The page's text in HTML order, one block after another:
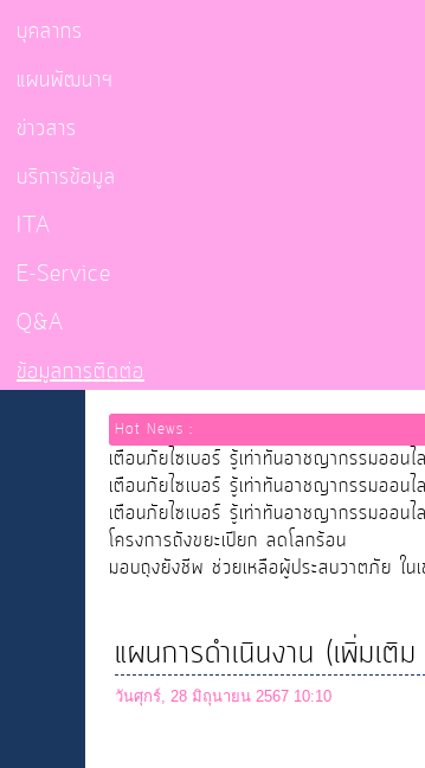
บุคลากร
แผนพัฒนาฯ
ข่าวสาร
บริการข้อมูล
ITA
E-Service
Q&A
ข้อมูลการติดต่อ
Hot News :
เตือนภัยไซเบอร์ รู้เท่าทันอาชญากรรมออนไ
เตือนภัยไซเบอร์ รู้เท่าทันอาชญากรรมออนไ
เตือนภัยไซเบอร์ รู้เท่าทันอาชญากรรมออนไ
โครงการถังขยะเปียก ลดโลกร้อน
มอบถุงยังชีพ ช่วยเหลือผู้ประสบวาตภัย ใ
แผนการดำเนินงาน (เพิ่ม
วันศุกร์, 28 มิถุนายน 2567 10:10